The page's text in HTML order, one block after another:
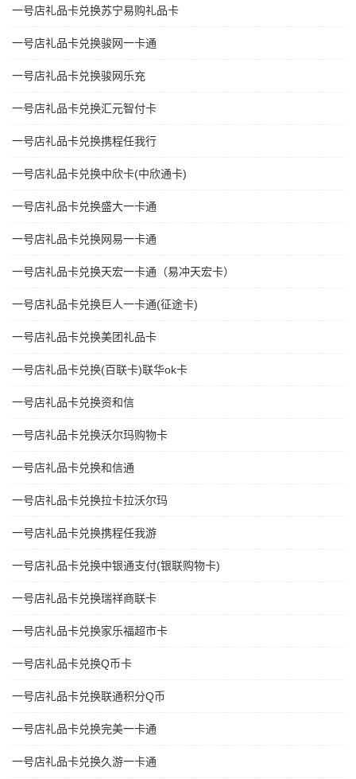
一号店礼品卡兑换苏宁易购礼品卡
一号店礼品卡兑换骏网一卡通
一号店礼品卡兑换骏网乐充
一号店礼品卡兑换汇元智付卡
一号店礼品卡兑换携程任我行
一号店礼品卡兑换中欣卡(中欣通卡)
一号店礼品卡兑换盛大一卡通
一号店礼品卡兑换网易一卡通
一号店礼品卡兑换天宏一卡通（易冲天宏卡）
一号店礼品卡兑换巨人一卡通(征途卡)
一号店礼品卡兑换美团礼品卡
一号店礼品卡兑换(百联卡)联华ok卡
一号店礼品卡兑换资和信
一号店礼品卡兑换沃尔玛购物卡
一号店礼品卡兑换和信通
一号店礼品卡兑换拉卡拉沃尔玛
一号店礼品卡兑换携程任我游
一号店礼品卡兑换中银通支付(银联购物卡)
一号店礼品卡兑换瑞祥商联卡
一号店礼品卡兑换家乐福超市卡
一号店礼品卡兑换Q币卡
一号店礼品卡兑换联通积分Q币
一号店礼品卡兑换完美一卡通
一号店礼品卡兑换久游一卡通